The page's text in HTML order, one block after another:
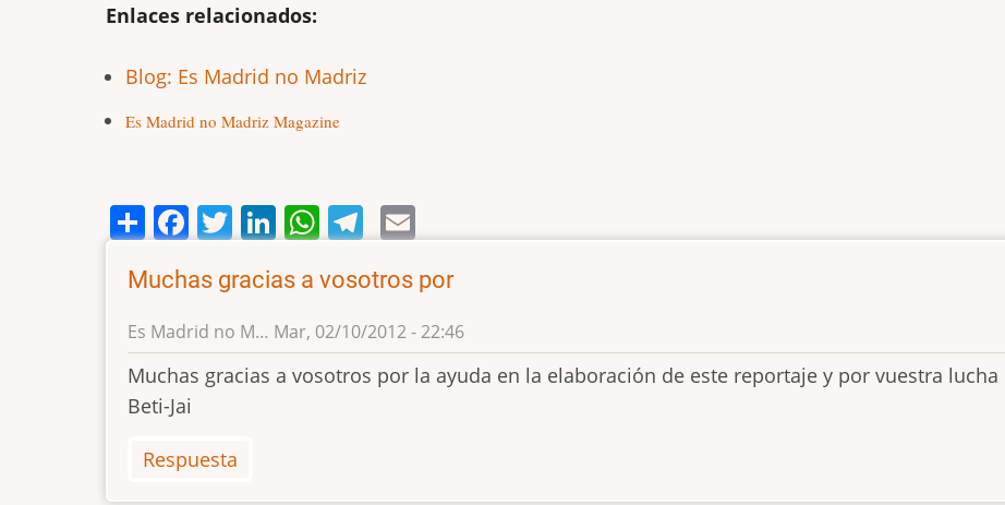
Enlaces relacionados:
Blog: Es Madrid no Madriz
Es Madrid no Madriz Magazine
ShareFacebook
Twitter
LinkedIn
WhatsApp
Telegram
Muchas gracias a vosotros por
Es Madrid no M… Mar, 02/10/2012 - 22:46
Muchas gracias a vosotros por la ayuda en la elaboración de este reportaje y por vuestra
Beti-Jai
Respuesta